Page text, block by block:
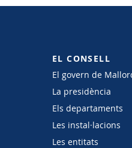
EL CONSELL
El govern de
La presidència
Els departaments
Les instal·lacions
Les entitats